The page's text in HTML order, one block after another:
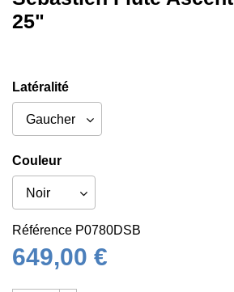
25"
Latéralité
Couleur
Référence P0780DSB
649,00 €